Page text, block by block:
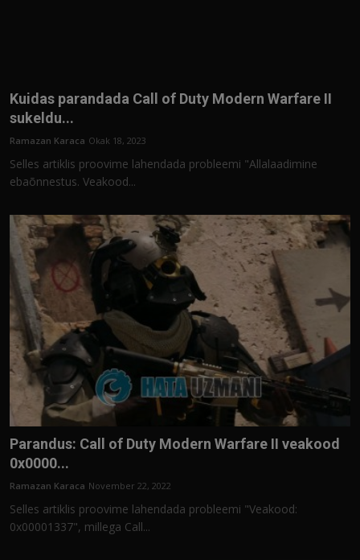
Kuidas parandada Call of Duty Modern Warfare II
sukeldu...
Ramazan Karaca Okak 18, 2023
Selles artiklis proovime lahendada probleemi "Allalaadimine
ebaõnnestus. Veakood...
Parandus: Call of Duty Modern Warfare II veakood
0x0000...
Ramazan Karaca November 22, 2022
Selles artiklis proovime lahendada probleemi "Veakood:
0x00001337", millega Call...